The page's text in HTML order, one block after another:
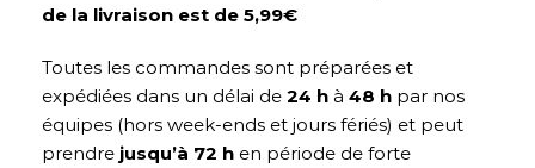
de la livraison est de 5,99€
Toutes les commandes sont préparées et
expédiées dans un délai de 24 h à 48 h par nos
équipes (hors week-ends et jours fériés) et peut
prendre jusqu’à 72 h en période de forte